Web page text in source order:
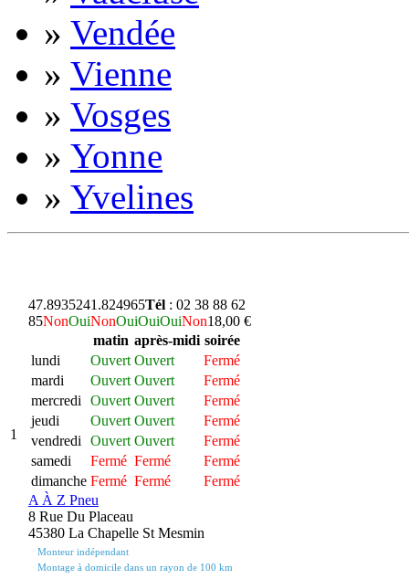
» Vendée
» Vienne
» Vosges
» Yonne
» Yvelines
1
47.8935241.824965Tél : 02 38 88 62
85NonOuiNonOuiOuiOuiNon18,00 €
matin après-midi soirée
lundi
Ouvert Ouvert
Fermé
mardi
Ouvert Ouvert
Fermé
mercredi
Ouvert Ouvert
Fermé
jeudi
Ouvert Ouvert
Fermé
vendredi
Ouvert Ouvert
Fermé
samedi
Fermé Fermé
Fermé
dimanche Fermé Fermé
Fermé
A À Z Pneu
8 Rue Du Placeau
45380 La Chapelle St Mesmin
Monteur indépendant
Montage à domicile dans un rayon de 100 km